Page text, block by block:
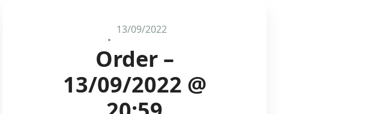
13/09/2022
Order –
13/09/2022 @